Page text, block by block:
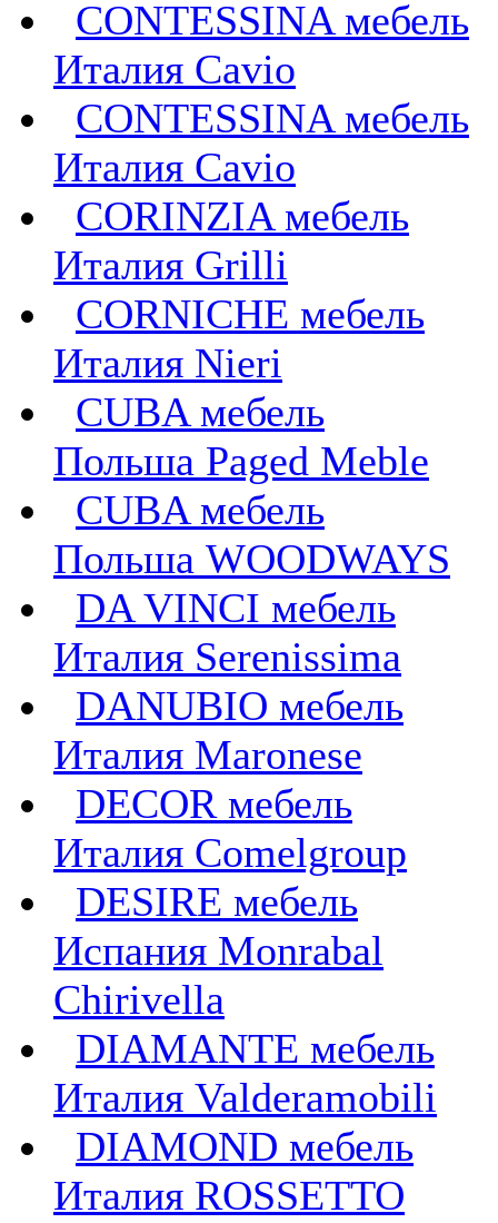
CONTESSINA мебель
Италия Cavio
CONTESSINA мебель
Италия Сavio
CORINZIA мебель
Италия Grilli
CORNICHE мебель
Италия Nieri
CUBA мебель
Польша Paged Meble
CUBA мебель
Польша WOODWAYS
DA VINCI мебель
Италия Serenissima
DANUBIO мебель
Италия Maronese
DECOR мебель
Италия Comelgroup
DESIRE мебель
Испания Monrabal
Chirivella
DIAMANTE мебель
Италия Valderamobili
DIAMOND мебель
Италия ROSSETTO